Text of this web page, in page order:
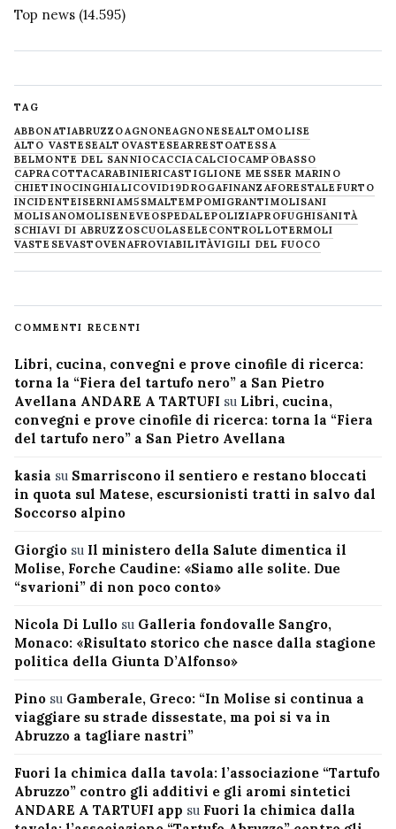
Top news (14.595)
TAG
ABBONATIABRUZZOAGNONEAGNONESEALTOMOLISE
ALTO VASTESEALTOVASTESEARRESTOATESSA
BELMONTE DEL SANNIOCACCIACALCIOCAMPOBASSO
CAPRACOTTACARABINIERICASTIGLIONE MESSER MARINO
CHIETINOCINGHIALICOVID19DROGAFINANZAFORESTALE FURTO
INCIDENTEISERNIAM5SMALTEMPOMIGRANTIMOLISANI
MOLISANOMOLISENEVE OSPEDALEPOLIZIAPROFUGHISANITÀ
SCHIAVI DI ABRUZZOSCUOLASELECONTROLLOTERMOLI
VASTESEVASTOVENAFROVIABILITÀVIGILI DEL FUOCO
COMMENTI RECENTI
Libri, cucina, convegni e prove cinofile di ricerca:
torna la “Fiera del tartufo nero” a San Pietro
Avellana ANDARE A TARTUFI su Libri, cucina,
convegni e prove cinofile di ricerca: torna la “Fiera
del tartufo nero” a San Pietro Avellana
kasia su Smarriscono il sentiero e restano bloccati
in quota sul Matese, escursionisti tratti in salvo dal
Soccorso alpino
Giorgio su Il ministero della Salute dimentica il
Molise, Forche Caudine: «Siamo alle solite. Due
“svarioni” di non poco conto»
Nicola Di Lullo su Galleria fondovalle Sangro,
Monaco: «Risultato storico che nasce dalla stagione
politica della Giunta D’Alfonso»
Pino su Gamberale, Greco: “In Molise si continua a
viaggiare su strade dissestate, ma poi si va in
Abruzzo a tagliare nastri”
Fuori la chimica dalla tavola: l’associazione “Tartufo
Abruzzo” contro gli additivi e gli aromi sintetici
ANDARE A TARTUFI app su Fuori la chimica dalla